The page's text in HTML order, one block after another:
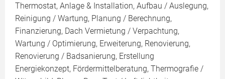
Thermostat, Anlage & Installation, Aufbau / Auslegung,
Reinigung / Wartung, Planung / Berechnung,
Finanzierung, Dach Vermietung / Verpachtung,
Wartung / Optimierung, Erweiterung, Renovierung,
Renovierung / Badsanierung, Erstellung
Energiekonzept, Fördermittelberatung, Thermografie /